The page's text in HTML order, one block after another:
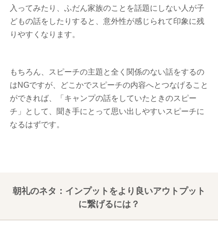
入ってみたり、ふだん家族のことを話題にしない人が子
どもの話をしたりすると、意外性が感じられて印象に残
りやすくなります。
もちろん、スピーチの主題と全く関係のない話をするの
はNGですが、どこかでスピーチの内容へとつなげること
ができれば、「キャンプの話をしていたときのスピー
チ」として、聞き手にとって思い出しやすいスピーチに
なるはずです。
朝礼のネタ：インプットをより良いアウトプット
に繋げるには？